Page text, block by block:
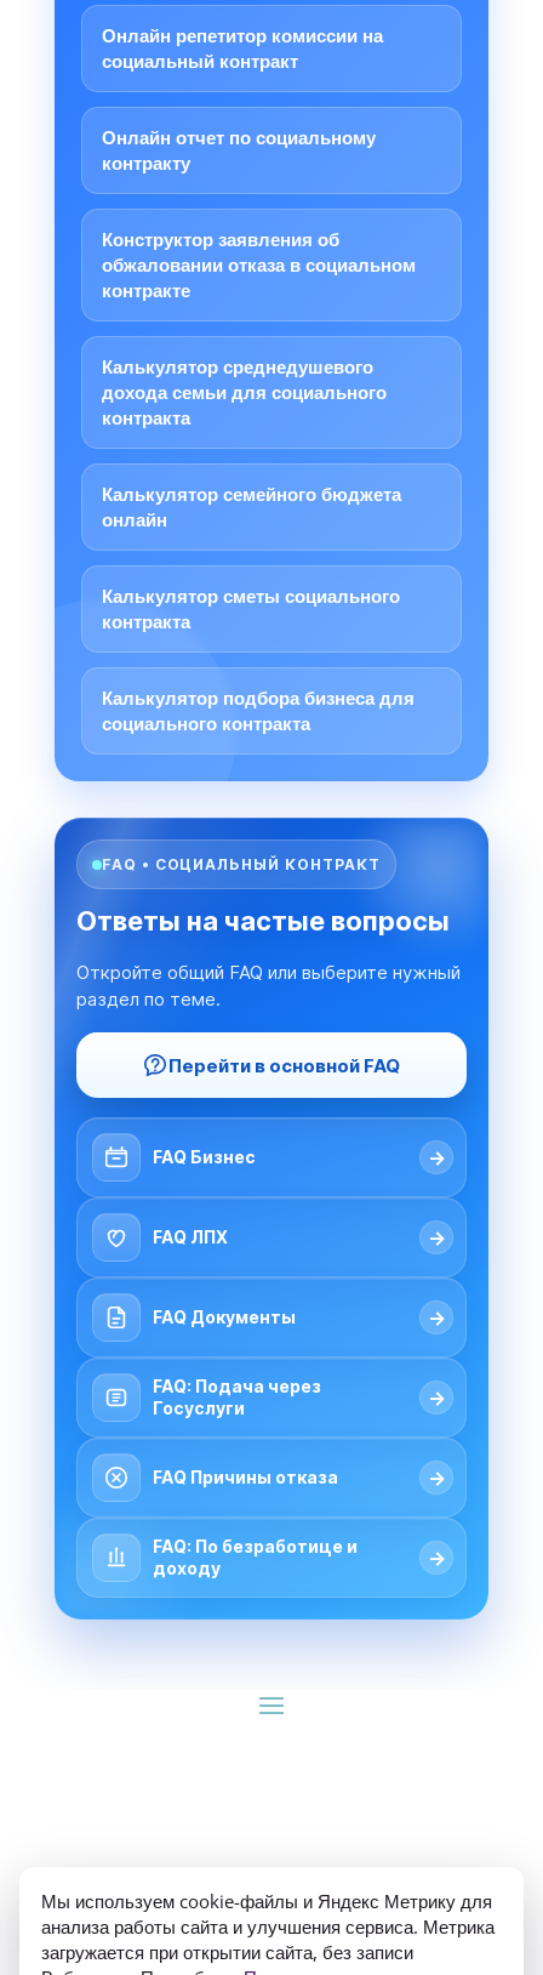
Онлайн репетитор комиссии на
социальный контракт
Онлайн отчет по социальному
контракту
Конструктор заявления об
обжаловании отказа в социальном
контракте
Калькулятор среднедушевого
дохода семьи для социального
контракта
Калькулятор семейного бюджета
онлайн
Калькулятор сметы социального
контракта
Калькулятор подбора бизнеса для
социального контракта
FAQ • СОЦИАЛЬНЫЙ КОНТРАКТ
Ответы на частые вопросы
Откройте общий FAQ или выберите нужный
раздел по теме.
Перейти в основной FAQ
FAQ Бизнес →
FAQ ЛПХ →
FAQ Документы →
FAQ: Подача через
Госуслуги
→
FAQ Причины отказа →
FAQ: По безработице и
доходу
→
ИП Гуляев Е.А. ОГРН 310784709900570 ИНН
781020474307
Мы используем cookie-файлы и Яндекс Метрику для
анализа работы сайта и улучшения сервиса. Метрика
загружается при открытии сайта, без записи